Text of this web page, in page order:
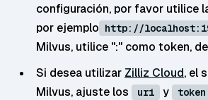
configuración, por favor utilice
por ejemplo http://
Milvus, utilice ":" como token,
Si desea utilizar Zilliz Cloud, el
Milvus, ajuste los
uri y token